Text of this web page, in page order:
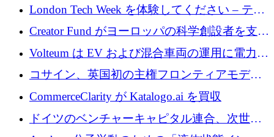
張するために 180 万ドルのプレシードを調達
London Tech Week を体験してください – テク
ノロジーがヨーロッパのイノベーションの未
来を形作る場所
Creator Fund がヨーロッパの科学創設者を支援
するために 5,600 万ドルを調達
Volteum は EV および混合車両の運用に電力を
供給するために 250 万ユーロを寄付
コサイン、英国初の主権フロンティアモデル
で業界の支援を確保
CommerceClarity が Katalogo.ai を買収
ドイツのベンチャーキャピタル連合、次世代
スタートアップの成長に向けて機関投資家へ